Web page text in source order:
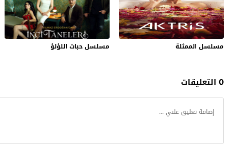
مسلسل الممثلة مسلسل حبات اللؤلؤ
0 التعليقات